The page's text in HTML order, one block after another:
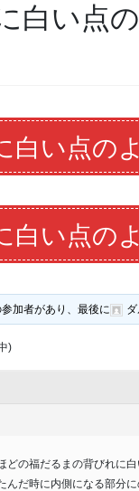
白い点
白い点の
白い点の
加者があり、最後に
)
どの福だるまの背びれに
んだ時に内側になる部分に